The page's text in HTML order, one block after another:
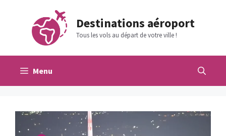
contenu
Destinations aéroport
Tous les vols au départ de votre ville !
Menu